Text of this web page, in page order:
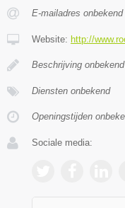
E-mailadres onbekend
Website: http://
Beschrijving onbekend
Diensten onbekend
Openingstijden
Sociale media: